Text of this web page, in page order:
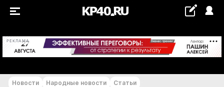
РЕКЛАМА +21...+22 °С
Новости Народные новости Статьи